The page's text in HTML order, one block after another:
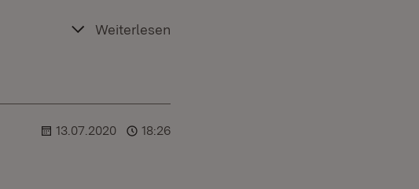
Weiterlesen
13.07.2020 18:26